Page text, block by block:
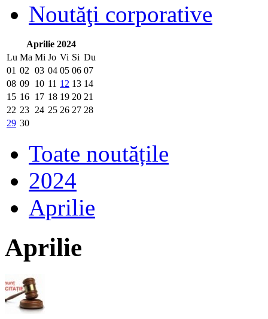
Noutăţi corporative
Aprilie 2024
Lu Ma Mi Jo Vi Si Du
01 02 03 04 05 06 07
08 09 10 11 12 13 14
15 16 17 18 19 20 21
22 23 24 25 26 27 28
29 30
Toate noutățile
2024
Aprilie
Aprilie